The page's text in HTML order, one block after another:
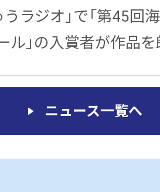
うラジオ」で「第45回
ル」の入賞者が作品
ニュース一覧へ